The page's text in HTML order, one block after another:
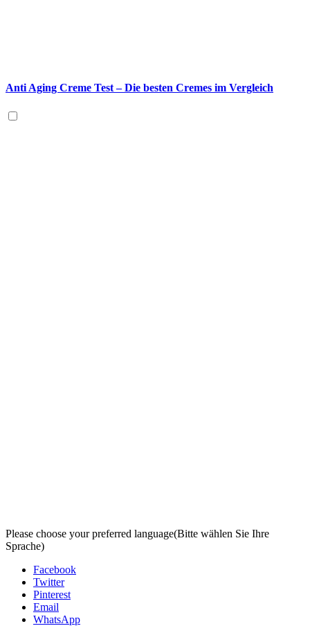
Anti Aging Creme Test – Die besten Cremes im Vergleich
Please choose your preferred language(Bitte wählen Sie Ihre
Sprache)
Facebook
Twitter
Pinterest
Email
WhatsApp